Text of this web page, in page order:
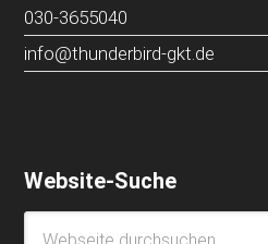
030-3655040
info@thunderbird-gkt.de
Website-Suche